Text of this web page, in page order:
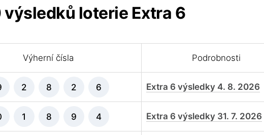
výsledků loterie Extra 6
Výherní čísla Podrobnosti
2 8 2 6 Extra 6 výsledky 4. 8. 2026
1 8 9 4 Extra 6 výsledky 31. 7. 2026